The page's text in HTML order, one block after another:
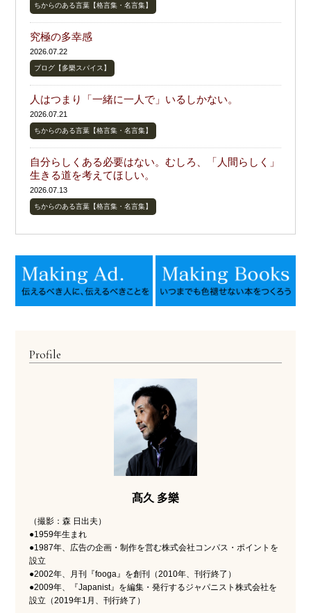
ちからのある言葉【格言集・名言集】
究極の多幸感
2026.07.22
ブログ【多樂スパイス】
人はつまり「一緒に一人で」いるしかない。
2026.07.21
ちからのある言葉【格言集・名言集】
自分らしくある必要はない。むしろ、「人間らしく」
生きる道を考えてほしい。
2026.07.13
ちからのある言葉【格言集・名言集】
Profile
髙久 多樂
（撮影：森 日出夫）
●1959年生まれ
●1987年、広告の企画・制作を営む株式会社コンパス・ポイントを
設立
●2002年、月刊『fooga』を創刊（2010年、刊行終了）
●2009年、『Japanist』を編集・発行するジャパニスト株式会社を
設立（2019年1月、刊行終了）